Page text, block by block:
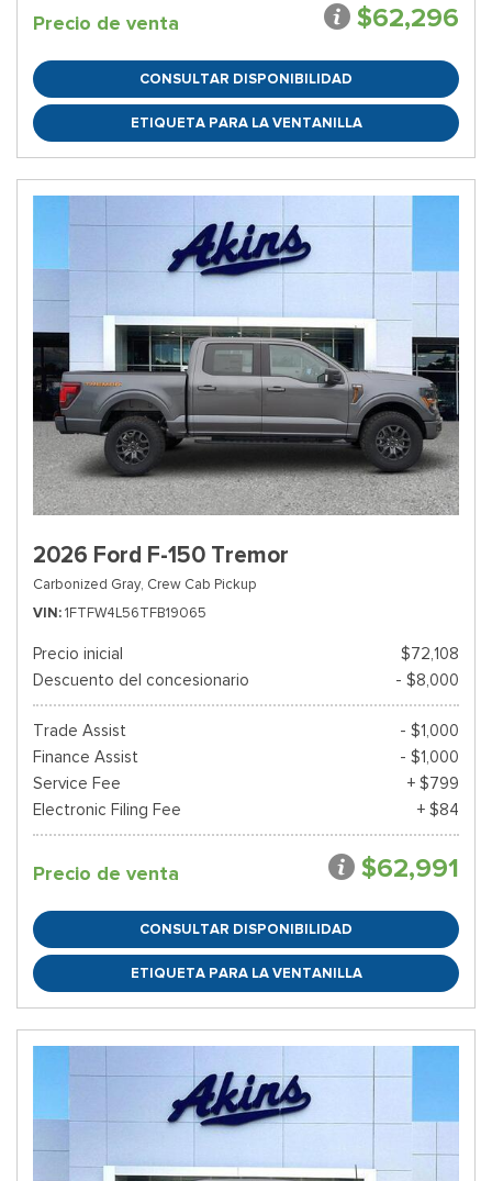
Precio de venta $62,296
CONSULTAR DISPONIBILIDAD
ETIQUETA PARA LA VENTANILLA
2026 Ford F-150 Tremor
Carbonized Gray, Crew Cab Pickup
VIN 1FTFW4L56TFB19065
Precio inicial
$72,108
Descuento del concesionario
- $8,000
Trade Assist
- $1,000
Finance Assist
- $1,000
Service Fee
+ $799
Electronic Filing Fee
+ $84
Precio de venta $62,991
CONSULTAR DISPONIBILIDAD
ETIQUETA PARA LA VENTANILLA